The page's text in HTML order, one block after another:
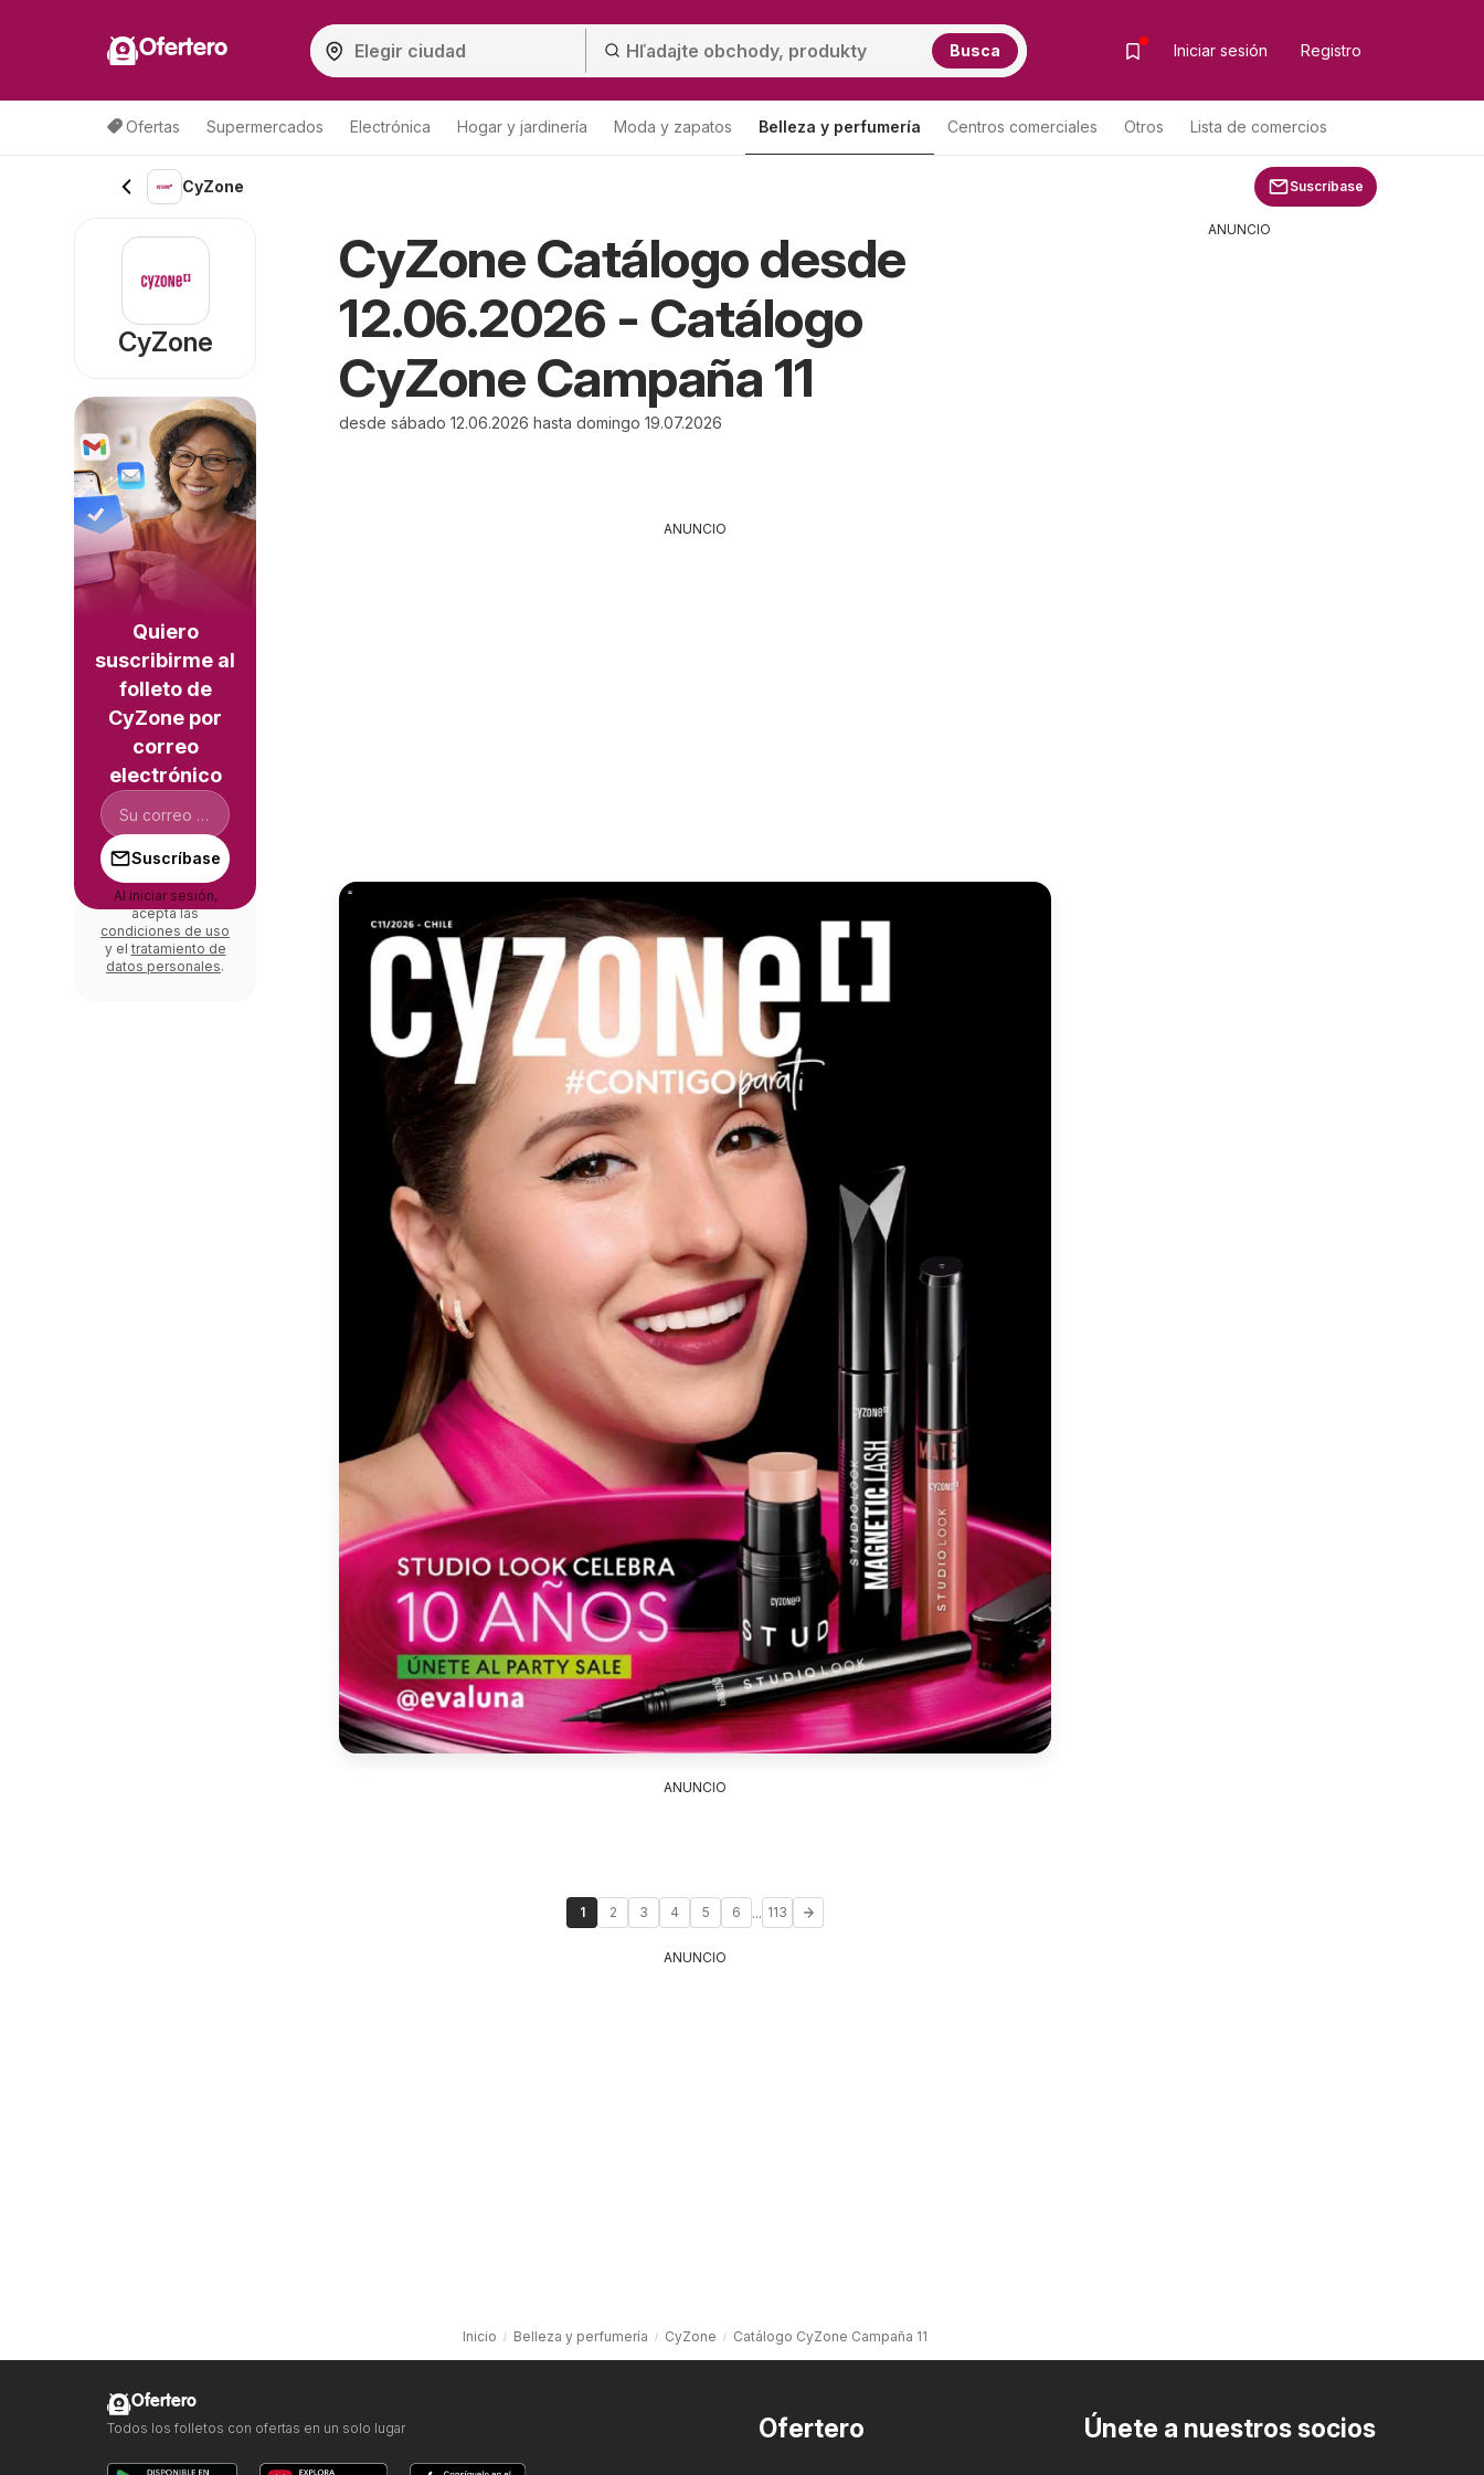
Ofertero Busca Iniciar sesión Registro
Ofertas Supermercados Electrónica Hogar y jardinería Moda y zapatos Belleza y perfumería Centros comerciales Otros Lista de comercios
CyZone Suscríbase
CyZone Catálogo desde
12.06.2026 - Catálogo
CyZone Campaña 11
desde sábado 12.06.2026 hasta domingo 19.07.2026
ANUNCIO
ANUNCIO
1 2 3 4 5 6 ... 113
ANUNCIO
Inicio Belleza y perfumería CyZone Catálogo CyZone Campaña 11
CyZone
Quiero
suscribirme al
folleto de
CyZone por
correo
electrónico
Suscríbase
Al iniciar sesión,
acepta las
condiciones de uso
y el tratamiento de
datos personales.
ANUNCIO
Ofertero Únete a nuestros socios
Ofertero
Todos los folletos con ofertas en un solo lugar